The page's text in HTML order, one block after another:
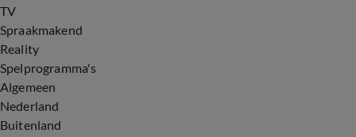
TV
Spraakmakend
Reality
Spelprogramma's
Algemeen
Nederland
Buitenland